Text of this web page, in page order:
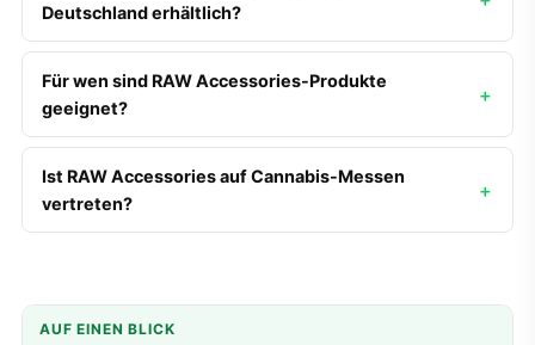
Deutschland erhältlich?
Für wen sind RAW Accessories-Produkte
geeignet?
Ist RAW Accessories auf Cannabis-Messen
vertreten?
AUF EINEN BLICK